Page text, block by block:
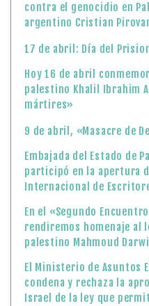
contra el genocidio en
argentino Cristian
17 de abril: Día del
Hoy 16 de abril
palestino Khalil Ibrahim
mártires»
9 de abril, «Masacre de
Embajada del Estado de
participó en la apertura
Internacional de
En el «Segundo
rendiremos homenaje al
palestino Mahmoud
El Ministerio de Asuntos
condena y rechaza la
Israel de la ley que